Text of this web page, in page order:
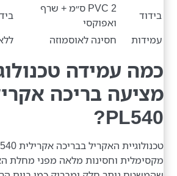
בידוד
PVC 2 ס״מ + שרף
ואפוקסי
עמידות
חסינה לאוסמוזה ללא
כמה עמידה
מציעה בריכה
PL540?
מקסימלית וחסינות מלאה מפני מחלת